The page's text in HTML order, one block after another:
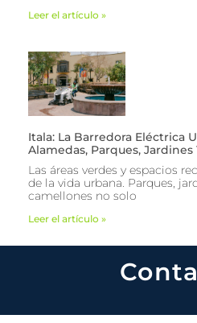
Leer el artículo »
Itala: La Barredora Eléctrica
Alamedas, Parques,
Las áreas verdes y espacios
de la vida urbana. Parques,
camellones no solo
Leer el artículo »